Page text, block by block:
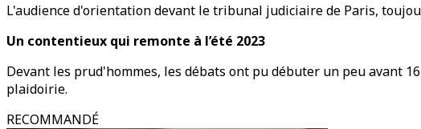
L'audience d'orientation devant le tribunal judiciaire de Paris,
Un contentieux qui remonte à l’été 2023
Devant les prud'hommes, les débats ont pu débuter un peu avant
plaidoirie.
RECOMMANDÉ